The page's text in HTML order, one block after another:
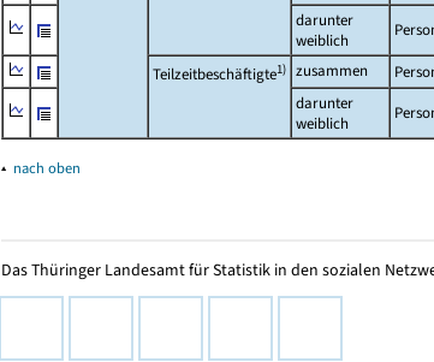
darunter
weiblich
Teilzeitbeschäftigte1) zusammen
darunter
weiblich
▴ nach oben
Das Thüringer Landesamt für Statistik in den sozialen